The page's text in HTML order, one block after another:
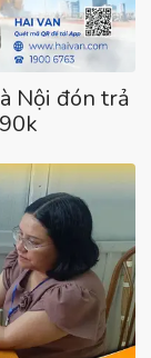
Nội đón trả